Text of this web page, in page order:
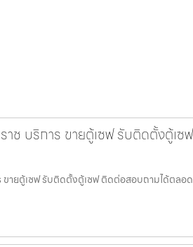
าช บริการ ขายตู้เซฟ รับติดตั้งตู้เ
ขายตู้เซฟ รับติดตั้งตู้เซฟ ติดต่อสอบถามได้ตลอ